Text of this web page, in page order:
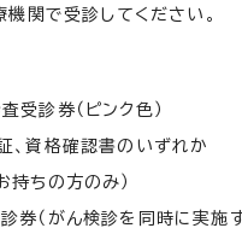
関で受診してください。
受診券（ピンク色）
、資格確認書のいずれか
持ちの方のみ）
券（がん検診を同時に実施